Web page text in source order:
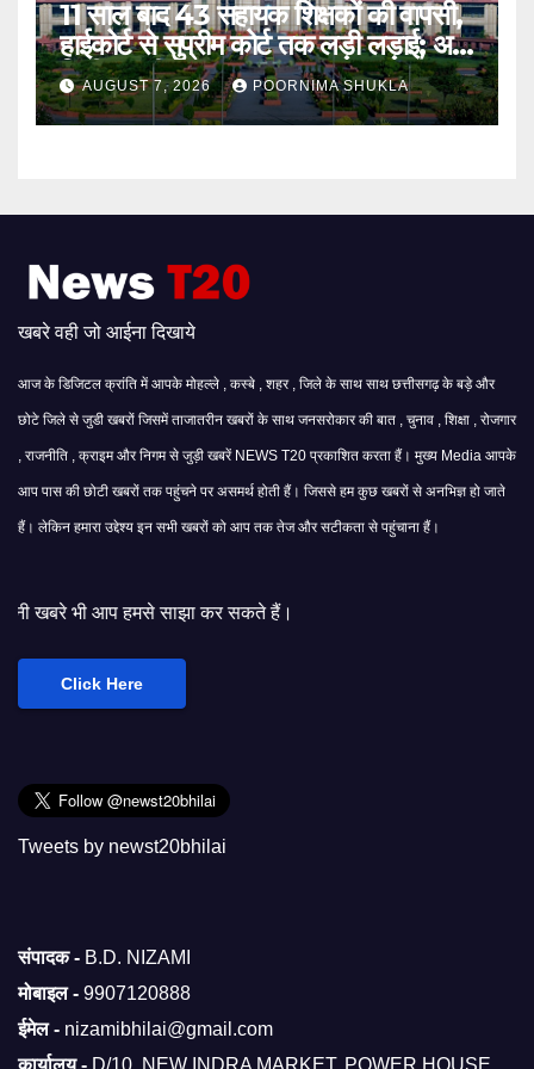
11 साल बाद 43 सहायक शिक्षकों की वापसी,
हाईकोर्ट से सुप्रीम कोर्ट तक लड़ी लड़ाई; अब
मिली बहाली…
AUGUST 7, 2026 POORNIMA SHUKLA
खबरे वही जो आईना दिखाये
आज के डिजिटल क्रांति में आपके मोहल्ले , कस्बे , शहर , जिले के साथ साथ छत्तीसगढ़ के बड़े और
छोटे जिले से जुडी खबरों जिसमें ताजातरीन खबरों के साथ जनसरोकार की बात , चुनाव , शिक्षा , रोजगार
, राजनीति , क्राइम और निगम से जुड़ी खबरें NEWS T20 प्रकाशित करता हैं। मुख्य Media आपके
आप पास की छोटी खबरों तक पहुंचने पर असमर्थ होती हैं। जिससे हम कुछ खबरों से अनभिज्ञ हो जाते
हैं। लेकिन हमारा उद्देश्य इन सभी खबरों को आप तक तेज और सटीकता से पहुंचाना हैं।
साझा कर सकते हैं।
Click Here
Tweets by newst20bhilai
संपादक - B.D. NIZAMI
मोबाइल - 9907120888
ईमेल - nizamibhilai@gmail.com
कार्यालय - D/10, NEW INDRA MARKET, POWER HOUSE,